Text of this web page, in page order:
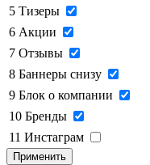
5 Тизеры
6 Акции
7 Отзывы
8 Баннеры снизу
9 Блок о компании
10 Бренды
11 Инстаграм
Применить